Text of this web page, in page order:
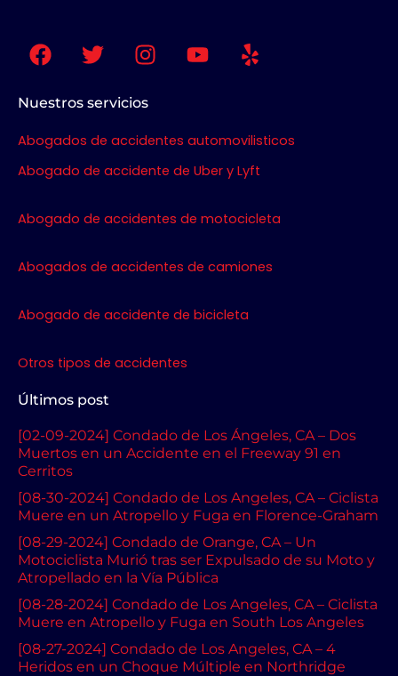
F
a
e
b
o
o
T
w
t
t
e
r
I
n
t
a
g
r
m
Y
o
u
b
e
Y
e
Nuestros servicios
Abogados de accidentes automovilisticos
Abogado de accidente de Uber y Lyft
Abogado de accidentes de motocicleta
Abogados de accidentes de camiones
Abogado de accidente de bicicleta
Otros tipos de accidentes
Últimos post
[02-09-2024] Condado de Los Ángeles, CA – Dos
Muertos en un Accidente en el Freeway 91 en
Cerritos
[08-30-2024] Condado de Los Angeles, CA – Ciclista
Muere en un Atropello y Fuga en Florence-Graham
[08-29-2024] Condado de Orange, CA – Un
Motociclista Murió tras ser Expulsado de su Moto y
Atropellado en la Vía Pública
[08-28-2024] Condado de Los Angeles, CA – Ciclista
Muere en Atropello y Fuga en South Los Angeles
[08-27-2024] Condado de Los Angeles, CA – 4
Heridos en un Choque Múltiple en Northridge